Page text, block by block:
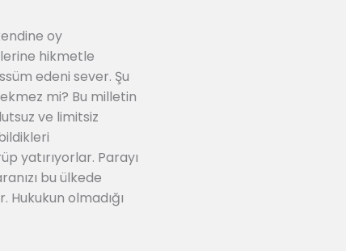
oy
hikmetle
edeni sever. Şu
mi? Bu milletin
ve limitsiz
yatırıyorlar. Parayı
bu ülkede
olmadığı